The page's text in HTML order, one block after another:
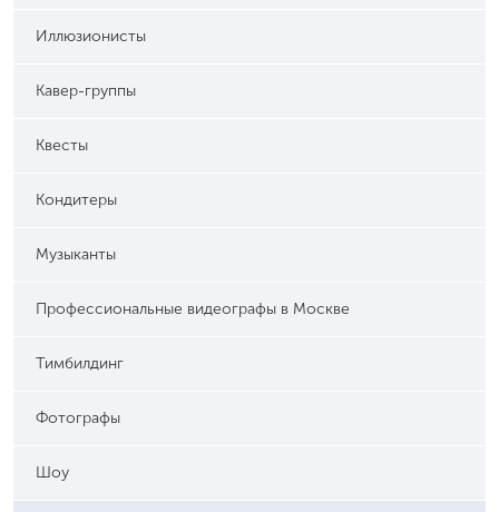
Иллюзионисты
Кавер-группы
Квесты
Кондитеры
Музыканты
Профессиональные видеографы в Москве
Тимбилдинг
Фотографы
Шоу